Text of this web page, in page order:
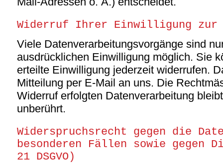
Widerruf Ihrer Einwilligung zur
Viele Datenverarbeitungsvorgänge sind
ausdrücklichen Einwilligung möglich. Sie
erteilte Einwilligung jederzeit widerrufen.
Mitteilung per E-Mail an uns. Die
Widerruf erfolgten Datenverarbeitung
unberührt.
Widerspruchsrecht gegen die
besonderen Fällen sowie gegen
21 DSGVO)